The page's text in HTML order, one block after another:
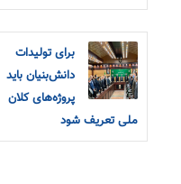
برای تولیدات
دانش‌بنیان باید
پروژه‌های کلان
ملی تعریف شود